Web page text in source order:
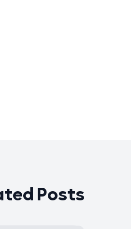
Posts